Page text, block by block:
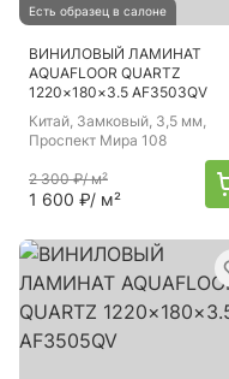
Есть образец в салоне
ВИНИЛОВЫЙ ЛАМИНАТ
AQUAFLOOR QUARTZ
1220×180×3.5 AF3503QV
Китай, Замковый, 3,5 мм,
Проспект Мира 108
2 300 ₽/ м²
1 600 ₽/ м²